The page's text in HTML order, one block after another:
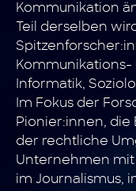
Kommunikation
Teil derselben
Kommunikations-
Informatik,
Im Fokus der
Pionier:innen, die
der rechtliche
Unternehmen mit
im Journalismus,